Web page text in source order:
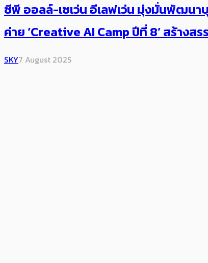
ซีพี ออลล์-เซเว่น อีเลฟเว่น มุ่งมั่นพัฒน
ค่าย ‘Creative AI Camp ปีที่ 8’ สร้างส
SKY7 August 2025